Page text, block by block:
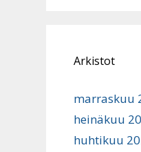
Arkistot
marraskuu
heinäkuu
huhtikuu